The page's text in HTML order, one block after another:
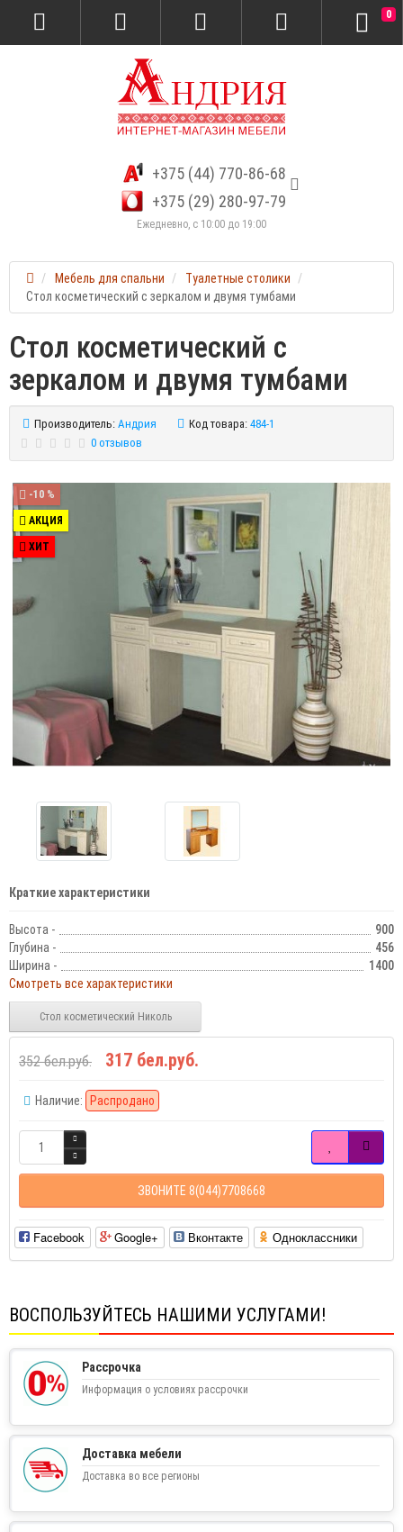
+375 (44) 770-86-68
+375 (29) 280-97-79
Ежедневно, с 10:00 до 19:00
0
Мебель для спальни
Туалетные столики
Стол косметический с зеркалом и двумя тумбами
Стол косметический с
зеркалом и двумя тумбами
Производитель: Андрия Код товара: 484-1
0 отзывов
-10 %
АКЦИЯ
ХИТ
Краткие характеристики
Высота -
900
Глубина -
456
Ширина -
1400
Смотреть все характеристики
Стол косметический Николь
352 бел.руб. 317 бел.руб.
Наличие: Распродано
ЗВОНИТЕ 8(044)7708668
Facebook Google+ Вконтакте Одноклассники
ВОСПОЛЬЗУЙТЕСЬ НАШИМИ УСЛУГАМИ!
Рассрочка
Информация о условиях рассрочки
Доставка мебели
Доставка во все регионы